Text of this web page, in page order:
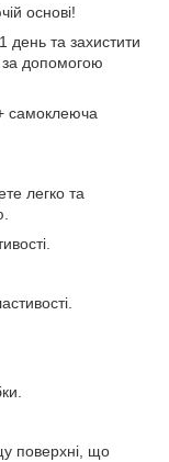
основі!
день та захистити
за допомогою
самоклеюча
легко та
поверхні, що